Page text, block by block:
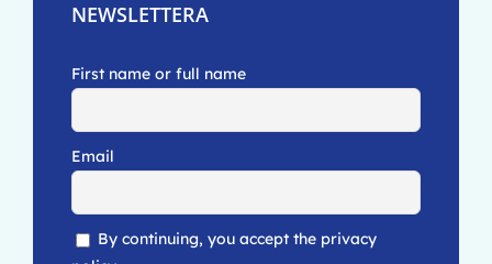
NEWSLETTERA
First name or full name
Email
By continuing, you accept the privacy